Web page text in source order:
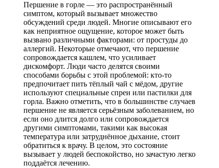
Першение в горле — это распространённый
симптом, который вызывает множество
обсуждений среди людей. Многие описывают его
как неприятное ощущение, которое может быть
вызвано различными факторами: от простуды до
аллергий. Некоторые отмечают, что першение
сопровождается кашлем, что усиливает
дискомфорт. Люди часто делятся своими
способами борьбы с этой проблемой: кто-то
предпочитает пить тёплый чай с мёдом, другие
используют специальные спреи или пастилки для
горла. Важно отметить, что в большинстве случаев
першение не является серьёзным заболеванием, но
если оно длится долго или сопровождается
другими симптомами, такими как высокая
температура или затруднённое дыхание, стоит
обратиться к врачу. В целом, это состояние
вызывает у людей беспокойство, но зачастую легко
поддаётся лечению.